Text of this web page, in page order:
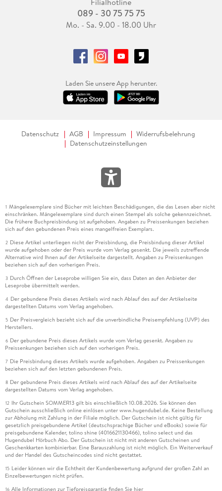
089 - 30 75 75 75
Mo. - Sa. 9.00 - 18.00 Uhr
Laden Sie unsere App herunter.
Datenschutz AGB Impressum
Widerrufsbelehrung
Datenschutzeinstellungen
1 Mängelexemplare sind Bücher mit leichten Beschädigungen, die das Lesen aber nicht
einschränken. Mängelexemplare sind durch einen Stempel als solche gekennzeichnet.
Die frühere Buchpreisbindung ist aufgehoben. Angaben zu Preissenkungen beziehen
sich auf den gebundenen Preis eines mangelfreien Exemplars.
2 Diese Artikel unterliegen nicht der Preisbindung, die Preisbindung dieser Artikel
wurde aufgehoben oder der Preis wurde vom Verlag gesenkt. Die jeweils zutreffende
Alternative wird Ihnen auf der Artikelseite dargestellt. Angaben zu Preissenkungen
beziehen sich auf den vorherigen Preis.
3 Durch Öffnen der Leseprobe willigen Sie ein, dass Daten an den Anbieter der
Leseprobe übermittelt werden.
4 Der gebundene Preis dieses Artikels wird nach Ablauf des auf der Artikelseite
dargestellten Datums vom Verlag angehoben.
5 Der Preisvergleich bezieht sich auf die unverbindliche Preisempfehlung (UVP) des
Herstellers.
6 Der gebundene Preis dieses Artikels wurde vom Verlag gesenkt. Angaben zu
Preissenkungen beziehen sich auf den vorherigen Preis.
7 Die Preisbindung dieses Artikels wurde aufgehoben. Angaben zu Preissenkungen
beziehen sich auf den letzten gebundenen Preis.
8 Der gebundene Preis dieses Artikels wird nach Ablauf des auf der Artikelseite
dargestellten Datums vom Verlag angehoben.
12 Ihr Gutschein SOMMER13 gilt bis einschließlich 10.08.2026. Sie können den
Gutschein ausschließlich online einlösen unter www.hugendubel.de. Keine Bestellung
zur Abholung mit Zahlung in der Filiale möglich. Der Gutschein ist nicht gültig für
gesetzlich preisgebundene Artikel (deutschsprachige Bücher und eBooks) sowie für
preisgebundene Kalender, tolino shine (4016621130466), tolino select und das
Hugendubel Hörbuch Abo. Der Gutschein ist nicht mit anderen Gutscheinen und
Geschenkkarten kombinierbar. Eine Barauszahlung ist nicht möglich. Ein Weiterverkauf
und der Handel des Gutscheincodes sind nicht gestattet.
15 Leider können wir die Echtheit der Kundenbewertung aufgrund der großen Zahl an
Einzelbewertungen nicht prüfen.
16 Alle Informationen zur Tiefpreisgarantie finden Sie hier